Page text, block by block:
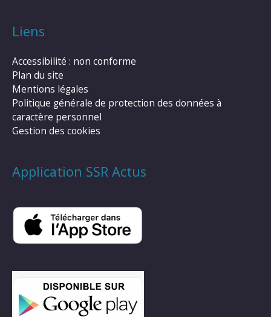
Liens
Accessibilité : non conforme
Plan du site
Mentions légales
Politique générale de protection des données à
caractère personnel
Gestion des cookies
Application SSR Actus